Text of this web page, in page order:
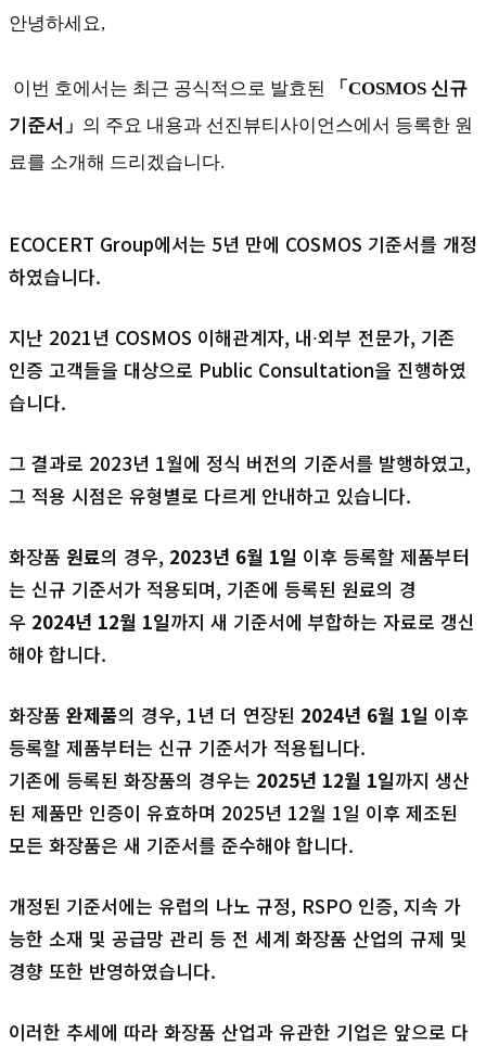
안녕하세요,
이번 호에서는 최근 공식적으로 발효된 「 COSMOS 신규
기준서」 의 주요 내용과 선진뷰티사이언스에서 등록한 원
료를 소개해 드리겠습니다.
ECOCERT Group에서는 5년 만에 COSMOS 기준서를 개정
하였습니다.
지난 2021년 COSMOS 이해관계자, 내∙외부 전문가, 기존
인증 고객들을 대상으로 Public Consultation을 진행하였
습니다.
그 결과로 2023년 1월에 정식 버전의 기준서를 발행하였고,
그 적용 시점은 유형별로 다르게 안내하고 있습니다.
화장품 원료의 경우, 2023년 6월 1일 이후 등록할 제품부터
는 신규 기준서가 적용되며, 기존에 등록된 원료의 경
우 2024년 12월 1일까지 새 기준서에 부합하는 자료로 갱신
해야 합니다.
화장품 완제품의 경우, 1년 더 연장된 2024년 6월 1일 이후
등록할 제품부터는 신규 기준서가 적용됩니다.
기존에 등록된 화장품의 경우는 2025년 12월 1일까지 생산
된 제품만 인증이 유효하며 2025년 12월 1일 이후 제조된
모든 화장품은 새 기준서를 준수해야 합니다.
개정된 기준서에는 유럽의 나노 규정, RSPO 인증, 지속 가
능한 소재 및 공급망 관리 등 전 세계 화장품 산업의 규제 및
경향 또한 반영하였습니다.
이러한 추세에 따라 화장품 산업과 유관한 기업은 앞으로 다